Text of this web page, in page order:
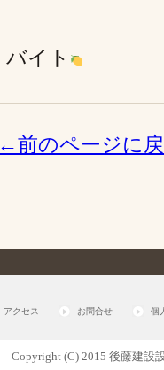
バイト
←前のページに
アクセス お問合せ 個
Copyright (C) 2015 後藤建設